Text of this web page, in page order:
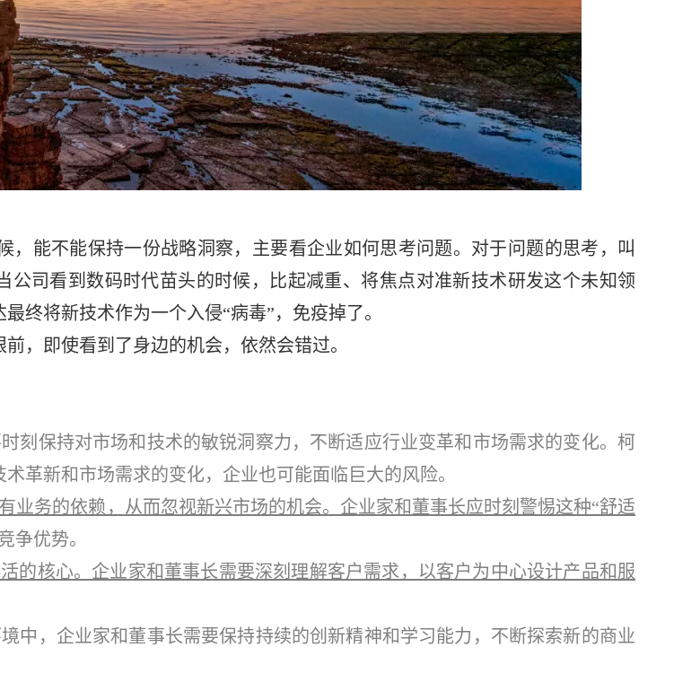
，能不能保持一份战略洞察，主要看企业如何思考问题。对于问题的思考，叫
公司看到数码时代苗头的时候，比起减重、将焦点对准新技术研发这个未知领
终将新技术作为一个入侵“病毒”，免疫掉了。
即使看到了身边的机会，依然会错过。
保持对市场和技术的敏锐洞察力，不断适应行业变革和市场需求的变化。柯
革新和市场需求的变化，企业也可能面临巨大的风险。
业务的依赖，从而忽视新兴市场的机会。企业家和董事长应时刻警惕这种“舒适
争优势。
的核心。企业家和董事长需要深刻理解客户需求，以客户为中心设计产品和服
，企业家和董事长需要保持持续的创新精神和学习能力，不断探索新的商业